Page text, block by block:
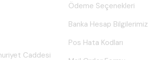
Caddesi
Ödeme Seçenekleri
Banka Hesap Bilgilerimiz
Pos Hata Kodları